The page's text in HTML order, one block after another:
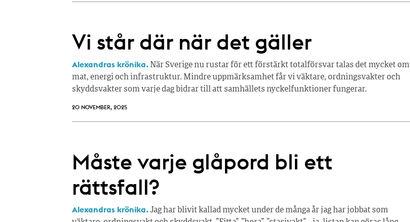
Vi står där när det gäller
Alexandras krönika. När Sverige nu rustar för ett förstärkt totalförsvar talas det mycket om
mat, energi och infrastruktur. Mindre uppmärksamhet får vi väktare, ordningsvakter och
skyddsvakter som varje dag bidrar till att samhällets nyckelfunktioner fungerar.
20 NOVEMBER, 2025
Måste varje glåpord bli ett
rättsfall?
Alexandras krönika.Jag har blivit kallad mycket under de många år jag har jobbat som